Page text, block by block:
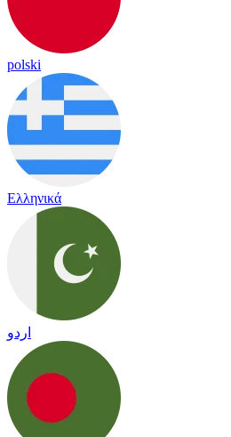
polski
Ελληνικά
اردو